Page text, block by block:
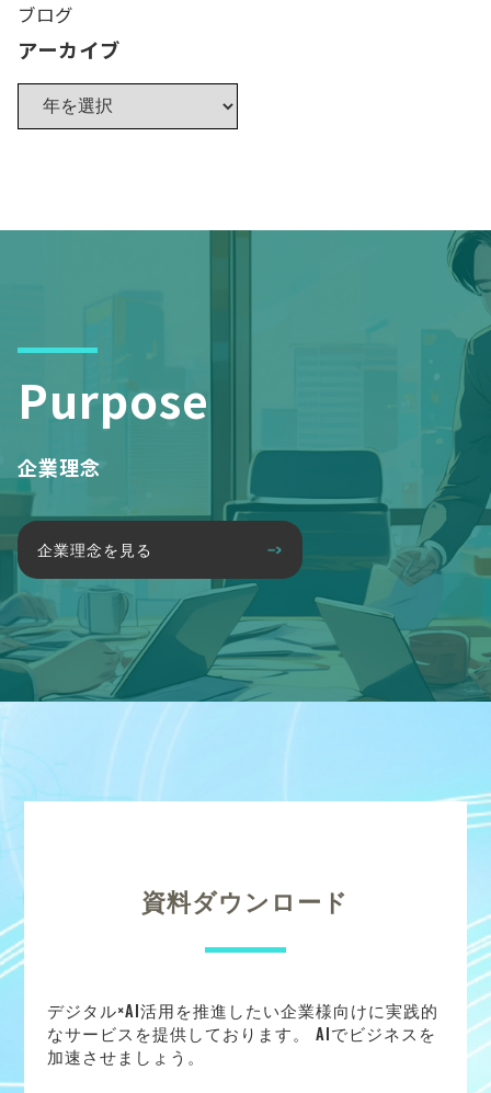
ブログ
アーカイブ
Purpose
企業理念
企業理念を見る
資料ダウンロード
デジタル×AI活用を推進したい企業様向けに実践的
なサービスを提供しております。 AIでビジネスを
加速させましょう。